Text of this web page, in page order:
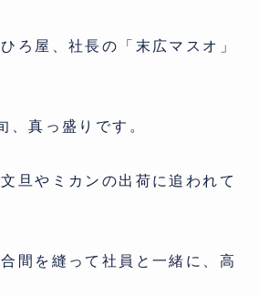
ろ屋、社長の「末広マスオ」
、真っ盛りです。
旦やミカンの出荷に追われて
間を縫って社員と一緒に、高